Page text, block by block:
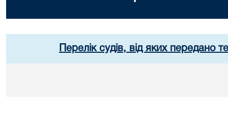
Перелік судів, від яких передано